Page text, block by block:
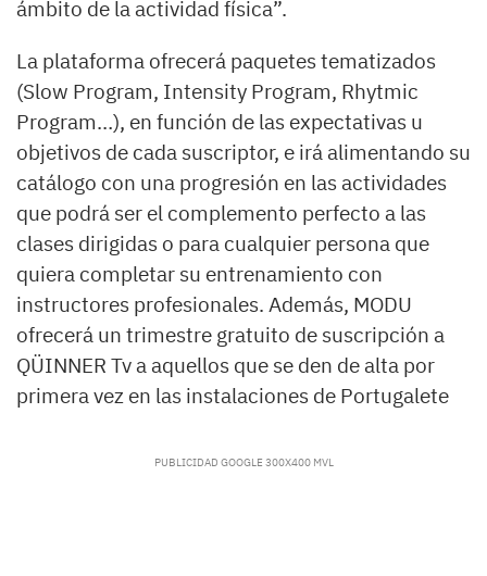
ámbito de la actividad física”.
La plataforma ofrecerá paquetes tematizados
(Slow Program, Intensity Program, Rhytmic
Program…), en función de las expectativas u
objetivos de cada suscriptor, e irá alimentando su
catálogo con una progresión en las actividades
que podrá ser el complemento perfecto a las
clases dirigidas o para cualquier persona que
quiera completar su entrenamiento con
instructores profesionales. Además, MODU
ofrecerá un trimestre gratuito de suscripción a
QÜINNER Tv a aquellos que se den de alta por
primera vez en las instalaciones de Portugalete